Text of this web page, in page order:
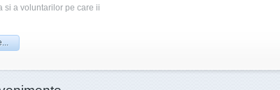
si a voluntarilor pe care ii